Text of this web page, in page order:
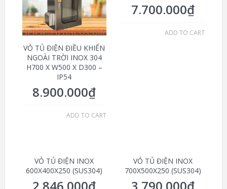
VỎ TỦ ĐIỆN ĐIỀU KHIỂN
NGOÀI TRỜI INOX 304
H700 X W500 X D300 –
IP54
8.900.000₫
ADD TO CART
7.700.000₫
ADD TO CART
VỎ TỦ ĐIỆN INOX
600X400X250 (SUS304)
2.846.000₫
VỎ TỦ ĐIỆN INOX
700X500X250 (SUS304)
3.790.000₫